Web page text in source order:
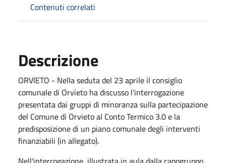
Contenuti correlati
Descrizione
ORVIETO - Nella seduta del 23 aprile il consiglio
comunale di Orvieto ha discusso l'interrogazione
presentata dai gruppi di minoranza sulla partecipazione
del Comune di Orvieto al Conto Termico 3.0 e la
predisposizione di un piano comunale degli interventi
finanziabili (in allegato).